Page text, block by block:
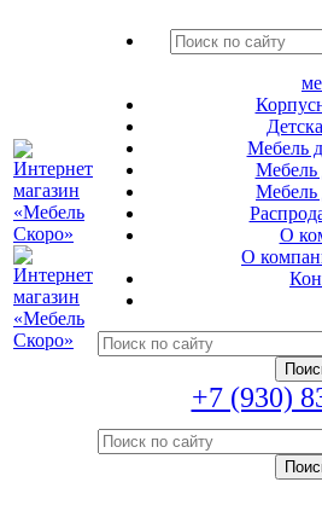
Мебель
Мебель
Мебель
О
О
+7 (930)